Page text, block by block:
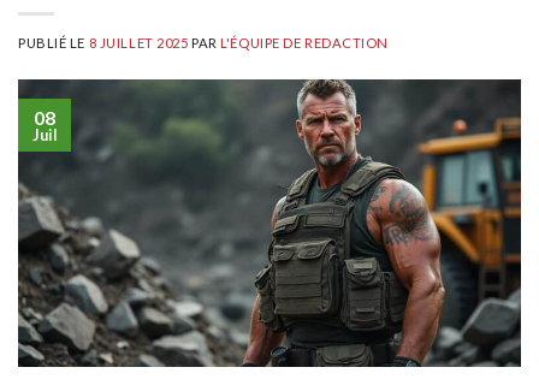
PUBLIÉ LE 8 JUILLET 2025 PARL'ÉQUIPE DE REDACTION
08
Juil